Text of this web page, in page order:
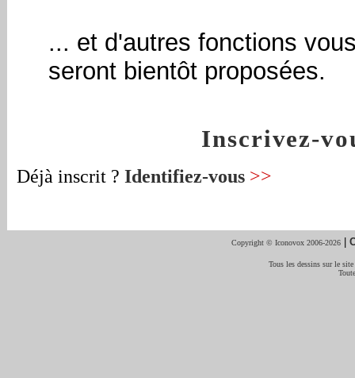
... et d'autres fonctions
seront bientôt proposées.
Inscrivez-
Déjà inscrit ? Identifiez-vous >>
Copyright © Iconovox 2006-2026 |
Tous les dessins sur le